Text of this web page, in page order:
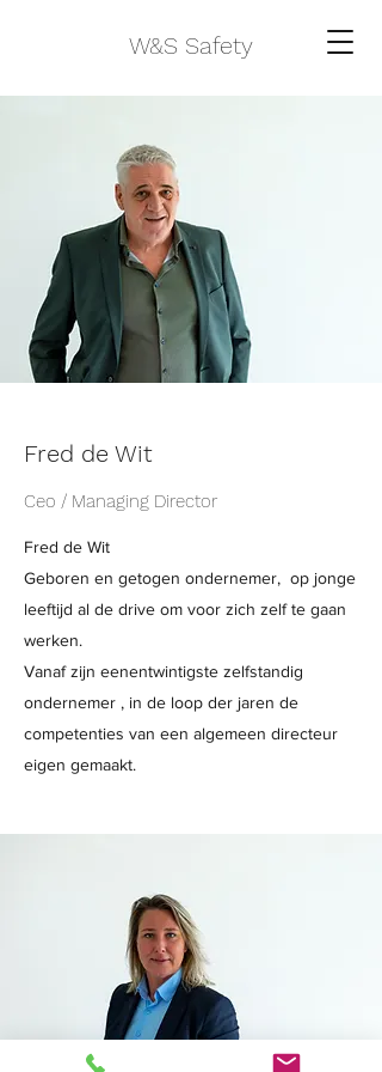
W&S Safety
Fred de Wit
Ceo / Managing Director
Fred de Wit
Geboren en getogen ondernemer, op jonge
leeftijd al de drive om voor zich zelf te gaan
werken.
Vanaf zijn eenentwintigste zelfstandig
ondernemer , in de loop der jaren de
competenties van een algemeen directeur
eigen gemaakt.